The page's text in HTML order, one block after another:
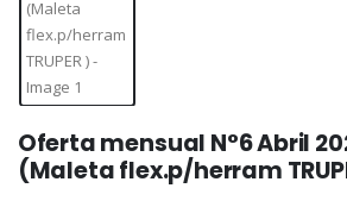
Oferta mensual N°6 Abril
(Maleta flex.p/herram